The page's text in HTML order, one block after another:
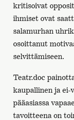
kritisoivat
ihmiset ovat
salamurhan
osoittanut
selvittämiseen.
Teatr.doc
kaupallinen ja
pääasiassa
tavoitteena on